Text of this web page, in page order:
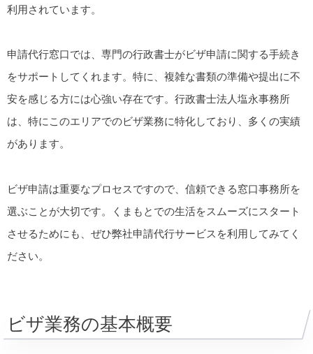
利用されています。
申請代行窓口では、専門の行政書士がビザ申請に関する手続き
をサポートしてくれます。特に、複雑な書類の準備や提出に不
安を感じる方には心強い存在です。行政書士法人塩永事務所
は、特にこのエリアでのビザ業務に特化しており、多くの実績
があります。
ビザ申請は重要なプロセスですので、信頼できる窓口事務所を
選ぶことが大切です。くまもとでの生活をスムーズにスタート
させるためにも、ぜひ弊社申請代行サービスを利用してみてく
ださい。
ビザ業務の基本概要